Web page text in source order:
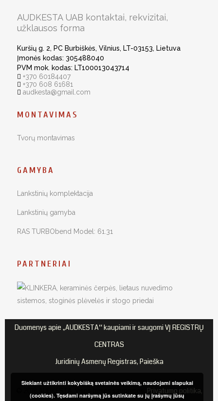
AUDKESTA UAB kontaktai, rekvizitai,
užklausos forma
Kuršių g. 2, PC Burbiškės, Vilnius, LT-03153, Lietuva
Įmonės kodas: 305488040
PVM mok. kodas: LT100013043714
+370 60184407
+370 608 61681
audkesta@gmail.com
MONTAVIMAS
Tvorų montavimas
GAMYBA
Lankstinių komplektacija
Lankstinių gamyba
RAS TURBObend Model: 61.31
PARTNERIAI
Duomenys apie „AUDKESTA“ kaupiami ir saugomi VĮ REGISTRŲ
CENTRAS
Juridinių Asmenų Registras, Paieška
Privatumo politika,
Siekiant užtikrinti kokybišką svetainės veikimą, naudojami slapukai
(cookies). Tęsdami naršymą jūs sutinkate su jų įrašymų jūsų